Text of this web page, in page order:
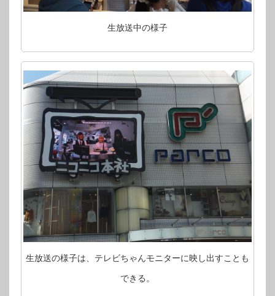
生放送中の様子
生放送の様子は、テレビちゃんモニターに映し出すことも
できる。